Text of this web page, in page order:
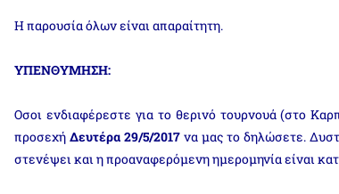
Η παρουσία όλων είναι απαραίτητη.
ΥΠΕΝΘΥΜΗΣΗ:
Οσοι ενδιαφέρεστε για το θερινό τουρνουά (στο
προσεχήΔευτέρα 29/5/2017 να μας το δηλώσετε.
στενέψει και η προαναφερόμενη ημερομηνία είναι